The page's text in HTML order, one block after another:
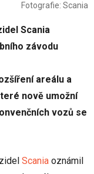
Fotografie: Scania
Scania
závodu
areálu a
nově umožní
vozů se
Scania oznámil